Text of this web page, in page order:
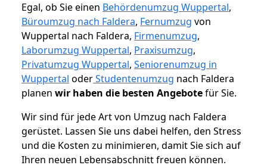
Egal, ob Sie einen Behördenumzug Wuppertal,
Büroumzug nach Faldera, Fernumzug von
Wuppertal nach Faldera, Firmenumzug,
Laborumzug Wuppertal, Praxisumzug,
Privatumzug Wuppertal, Seniorenumzug in
Wuppertal oderStudentenumzug nach Faldera
planen wir haben die besten Angebotefür Sie.
Wir sind für jede Art von Umzug nach Faldera
gerüstet. Lassen Sie uns dabei helfen, den Stress
und die Kosten zu minimieren, damit Sie sich auf
Ihren neuen Lebensabschnitt freuen können.